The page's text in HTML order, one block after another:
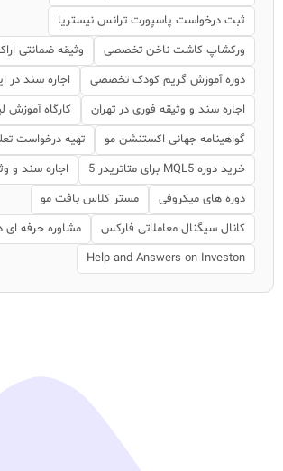
ثبت درخواست پاسپورت ترانس نیستریا
ورکشاپ کاشت ناخن تخصصی
وثیقه ضمانتی
دوره آموزش گریم کودک تخصصی
اجاره سند در
اجاره سند و وثیقه فوری در تهران
کارگاه آموزش
گواهینامه جهانی اکستنشن مو
تهیه درخواست
خرید دوره MQL5 برای متاتریدر 5
اجاره سند و
دوره های میکروفی
مستر کلاس بافت مو
کانال سیگنال معاملاتی فارکس
مشاوره حرفه ای
Help and Answers on Investon